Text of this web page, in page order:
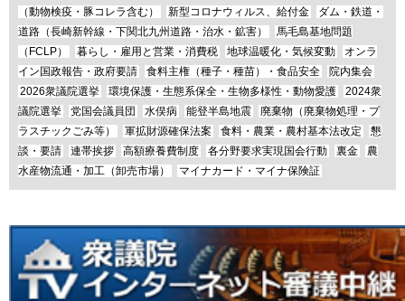
（動物検疫・豚コレラ含む）
新型コロナウィルス、給付金
ダム・鉄道・
道路（長崎新幹線・下関北九州道路・治水・鉱害）
馬毛島基地問題
（FCLP）
暮らし・雇用と営業・消費税 地球温暖化・気候変動
オンラ
イン国政報告・政府要請
食料主権（種子・種苗）・食品安全
院内集会
2026衆議院選挙
環境保護・生態系保全・生物多様性・動物愛護
2024衆
議院選挙
党国会議員団 水俣病 能登半島地震
廃棄物（廃棄物処理・プ
ラスチックごみ等）
軍拡財源確保法案 食料・農業・農村基本法改定
懇
談・要請
連帯挨拶 高額療養費制度 各分野要求実現国会行動 裏金
農
水産物流通・加工（卸売市場）
マイナカード・マイナ保険証